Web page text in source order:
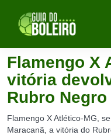
Flamengo X
vitória
Rubro Negro
Flamengo X Atlético-MG,
Maracanã, a vitória do